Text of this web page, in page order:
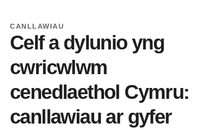
CANLLAWIAU
Celf a dylunio yng
cwricwlwm
cenedlaethol Cymru:
canllawiau ar gyfer